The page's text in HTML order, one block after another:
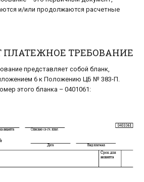
и/или продолжаются расчетные
ПЛАТЕЖНОЕ ТРЕБОВАНИЕ
представляет собой бланк,
6 к Положению ЦБ № 383-П.
этого бланка – 0401061: